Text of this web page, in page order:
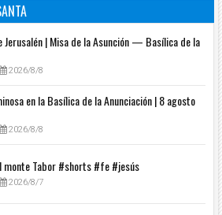
Jerusalén | Misa de la Asunción — Basílica de la
2026/8/8
en la Basílica de la Anunciación | 8 agosto
2026/8/8
monte Tabor #shorts #fe #jesús
2026/8/7